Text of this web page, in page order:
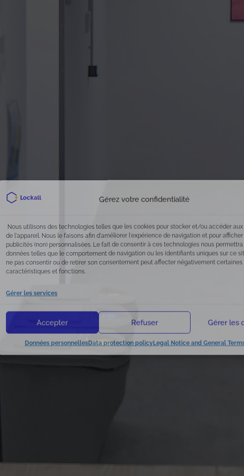
Gérez votre confidentialité
Nous utilisons des technologies telles que les cookies pour stocker et/ou accéder
de l'appareil. Nous le faisons afin d'améliorer l'expérience de navigation et pour afficher
publicités (non) personnalisées. Le fait de consentir à ces technologies nous
données telles que le comportement de navigation ou les identifiants uniques sur ce
ne pas consentir ou de retirer son consentement peut affecter négativement certaines
caractéristiques et fonctions.
Gérer les services
Accepter Refuser Gérer les
Données personnellesData protection policyLegal Notice and General